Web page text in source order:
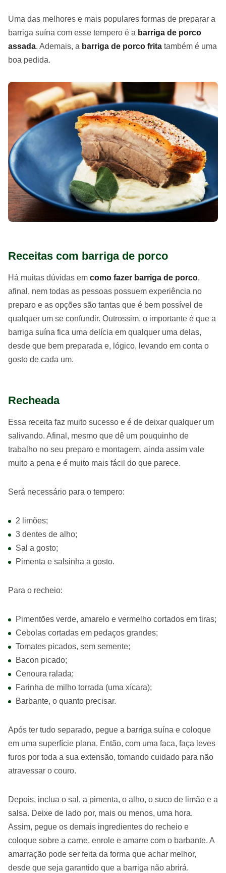
Uma das melhores e mais populares formas de preparar a
barriga suína com esse tempero é a barriga de porco
assada. Ademais, a barriga de porco frita também é uma
boa pedida.
Receitas com barriga de porco
Há muitas dúvidas em como fazer barriga de porco,
afinal, nem todas as pessoas possuem experiência no
preparo e as opções são tantas que é bem possível de
qualquer um se confundir. Outrossim, o importante é que a
barriga suína fica uma delícia em qualquer uma delas,
desde que bem preparada e, lógico, levando em conta o
gosto de cada um.
Recheada
Essa receita faz muito sucesso e é de deixar qualquer um
salivando. Afinal, mesmo que dê um pouquinho de
trabalho no seu preparo e montagem, ainda assim vale
muito a pena e é muito mais fácil do que parece.
Será necessário para o tempero:
2 limões;
3 dentes de alho;
Sal a gosto;
Pimenta e salsinha a gosto.
Para o recheio:
Pimentões verde, amarelo e vermelho cortados em tiras;
Cebolas cortadas em pedaços grandes;
Tomates picados, sem semente;
Bacon picado;
Cenoura ralada;
Farinha de milho torrada (uma xícara);
Barbante, o quanto precisar.
Após ter tudo separado, pegue a barriga suína e coloque
em uma superfície plana. Então, com uma faca, faça leves
furos por toda a sua extensão, tomando cuidado para não
atravessar o couro.
Depois, inclua o sal, a pimenta, o alho, o suco de limão e a
salsa. Deixe de lado por, mais ou menos, uma hora.
Assim, pegue os demais ingredientes do recheio e
coloque sobre a carne, enrole e amarre com o barbante. A
amarração pode ser feita da forma que achar melhor,
desde que seja garantido que a barriga não abrirá.